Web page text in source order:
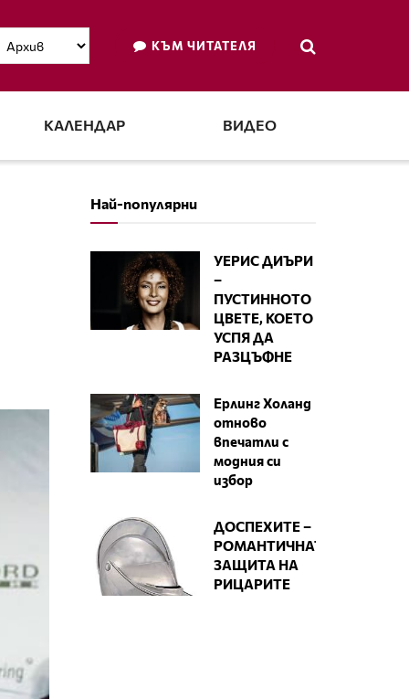
КЪМ ЧИТАТЕЛЯ
КАЛЕНДАР ВИДЕО
Най-популярни
УЕРИС ДИЪРИ
–
ПУСТИННОТО
ЦВЕТЕ, КОЕТО
УСПЯ ДА
РАЗЦЪФНЕ
Ерлинг Холанд
отново
впечатли с
модния си
избор
ДОСПЕХИТЕ –
РОМАНТИЧНАТА
ЗАЩИТА НА
РИЦАРИТЕ